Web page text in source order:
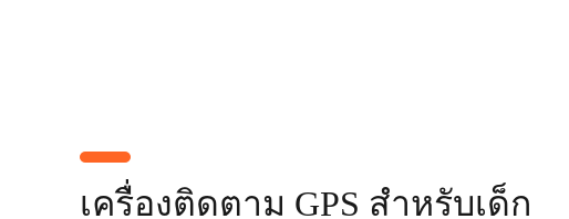
เครื่องติดตาม GPS สำหรับเด็ก